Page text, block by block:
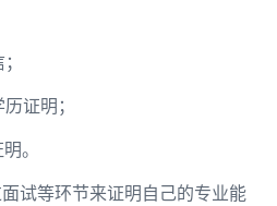
证明；
。
试等环节来证明自己的专业能